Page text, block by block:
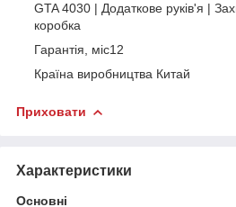
GTA 4030 | Додаткове руків'я |
коробка
Гарантія, міс12
Країна виробництва Китай
Приховати
Характеристики
Основні